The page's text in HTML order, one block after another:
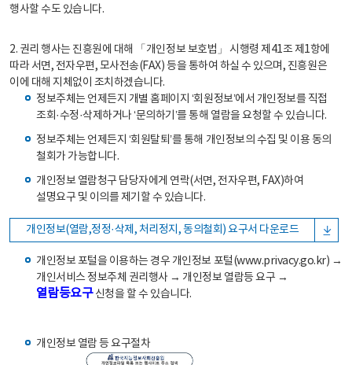
행사할 수도 있습니다.
2. 권리 행사는 진흥원에 대해 「개인정보 보호법」 시행령 제41조 제1항에
따라 서면, 전자우편, 모사전송(FAX) 등을 통하여 하실 수 있으며, 진흥원은
이에 대해 지체없이 조치하겠습니다.
정보주체는 언제든지 개별 홈페이지 ‘회원정보’에서 개인정보를 직접
조회·수정·삭제하거나 ‘문의하기’를 통해 열람을 요청할 수 있습니다.
정보주체는 언제든지 ‘회원탈퇴’를 통해 개인정보의 수집 및 이용 동의
철회가 가능합니다.
개인정보 열람청구 담당자에게 연락(서면, 전자우편, FAX)하여
설명요구 및 이의를 제기할 수 있습니다.
개인정보(열람,정정·삭제, 처리정지, 동의철회) 요구서 다운로드
개인정보 포털을 이용하는 경우 개인정보 포털(www.privacy.go.kr) →
개인서비스 정보주체 권리행사 → 개인정보 열람등 요구 →
열람등요구신청을 할 수 있습니다.
개인정보 열람 등 요구절차